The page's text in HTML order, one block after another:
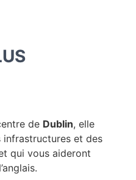
de Dublin, elle
et des
qui vous aideront